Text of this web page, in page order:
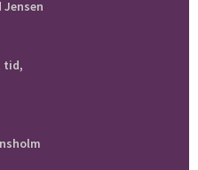
tid,